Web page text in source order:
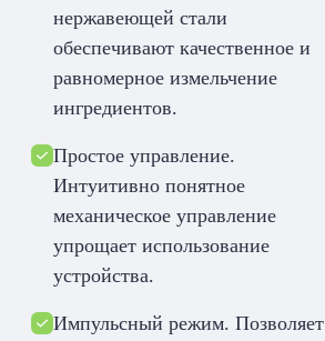
нержавеющей стали
обеспечивают качественное и
равномерное измельчение
ингредиентов.
Простое управление.
Интуитивно понятное
механическое управление
упрощает использование
устройства.
Импульсный режим. Позволяет